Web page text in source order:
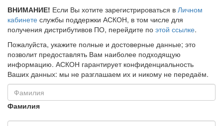
ВНИМАНИЕ! Если Вы хотите зарегистрироваться в Личном
кабинете службы поддержки АСКОН, в том числе для
получения дистрибутивов ПО, перейдите по этой ссылке.
Пожалуйста, укажите полные и достоверные данные; это
позволит предоставлять Вам наиболее подходящую
информацию. АСКОН гарантирует конфиденциальность
Ваших данных: мы не разглашаем их и никому не передаём.
Фамилия